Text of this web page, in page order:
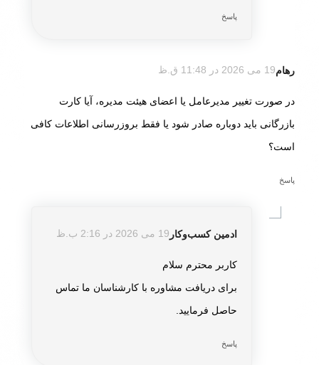
پاسخ
رهام19 می 2026 در 11:48 ق.ظ
در صورت تغییر مدیرعامل یا اعضای هیئت مدیره، آیا کارت
بازرگانی باید دوباره صادر شود یا فقط بروزرسانی اطلاعات کافی
است؟
پاسخ
ادمین کسب‌و‌کار 19 می 2026 در 2:16 ب.ظ
کاربر محترم سلام
برای دریافت مشاوره با کارشناسان ما تماس
حاصل فرمایید.
پاسخ